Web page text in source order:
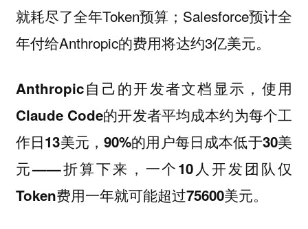
就耗尽了全年Token预算；Salesforce预计全
年付给Anthropic的费用将达约3亿美元。
Anthropic自己的开发者文档显示，使用
Claude Code的开发者平均成本约为每个工
作日13美元，90%的用户每日成本低于30美
元——折算下来，一个10人开发团队仅
Token费用一年就可能超过75600美元。